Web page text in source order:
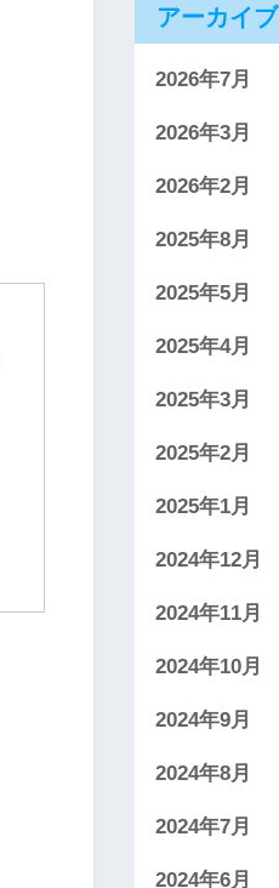
アーカイブ
2026年7月
2026年3月
2026年2月
2025年8月
2025年5月
2025年4月
2025年3月
2025年2月
2025年1月
2024年12月
2024年11月
2024年10月
2024年9月
2024年8月
2024年7月
2024年6月